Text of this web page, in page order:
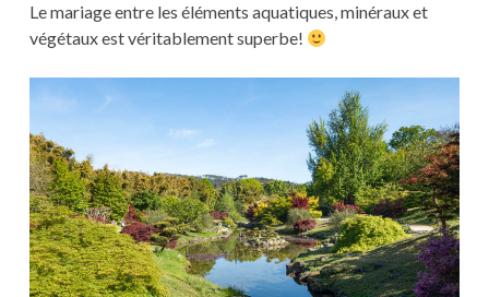
Le mariage entre les éléments aquatiques, minéraux et
végétaux est véritablement superbe!